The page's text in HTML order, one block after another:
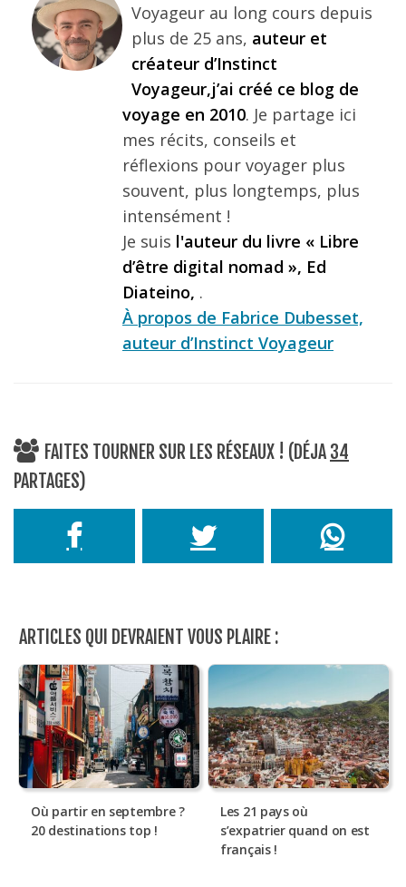
Voyageur au long cours depuis
plus de 25 ans, auteur et
créateur d’Instinct
Voyageur,j’ai créé ce blog de
voyage en 2010. Je partage ici
mes récits, conseils et
réflexions pour voyager plus
souvent, plus longtemps, plus
intensément !
Je suis l'auteur du livre « Libre
d’être digital nomad », Ed
Diateino, .
À propos de Fabrice Dubesset,
auteur d’Instinct Voyageur
FAITES TOURNER SUR LES RÉSEAUX ! (DÉJA 34
PARTAGES)
ARTICLES QUI DEVRAIENT VOUS PLAIRE :
Où partir en septembre ?
20 destinations top !
Les 21 pays où
s’expatrier quand on est
français !